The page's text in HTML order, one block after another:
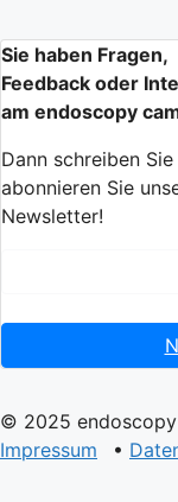
Sie haben Fragen,
Feedback oder
am endoscopy
Dann schreiben
abonnieren Sie
Newsletter!
© 2025
Impressum
•